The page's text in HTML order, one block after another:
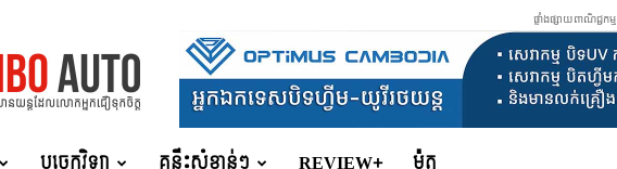
ផ្ទាំងផ្សាយពាណិជ្ជកម្ម